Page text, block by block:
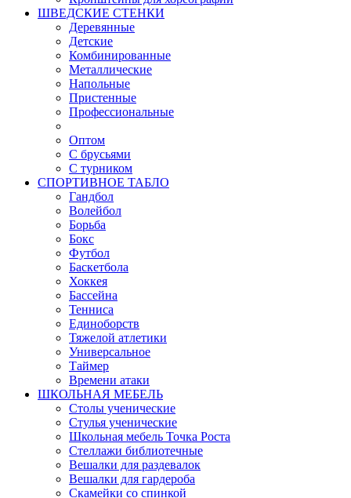
ШВЕДСКИЕ СТЕНКИ
Деревянные
Детские
Комбинированные
Металлические
Напольные
Пристенные
Профессиональные
Оптом
С брусьями
С турником
СПОРТИВНОЕ ТАБЛО
Гандбол
Волейбол
Борьба
Бокс
Футбол
Баскетбола
Хоккея
Бассейна
Тенниса
Единоборств
Тяжелой атлетики
Универсальное
Таймер
Времени атаки
ШКОЛЬНАЯ МЕБЕЛЬ
Столы ученические
Стулья ученические
Школьная мебель Точка Роста
Стеллажи библиотечные
Вешалки для раздевалок
Вешалки для гардероба
Скамейки со спинкой